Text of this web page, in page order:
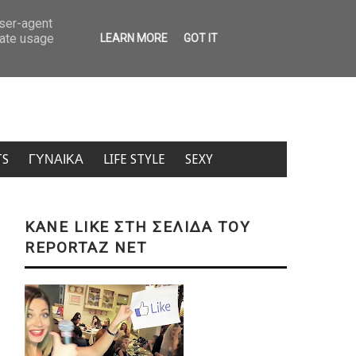
τα εισιτήρια για μετακίνηση από νησί σε νησί – Δείτε πίνακα με τιμές
ΓΥΝΑΙΚΑ LIFE STYLE SEXY
KANE LIKE ΣΤΗ ΣΕΛΙΔΑ ΤΟΥ
REPORTAZ NET
agent
usage
LEARN MORE GOT IT